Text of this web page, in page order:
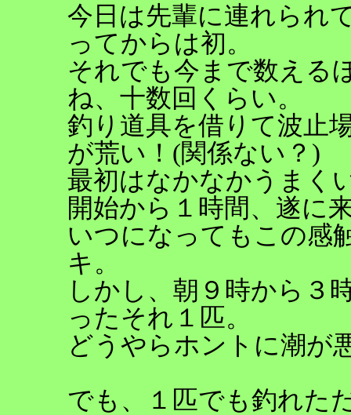
今日は先輩に連れられ
ってからは初。
それでも今まで数える
ね、十数回くらい。
釣り道具を借りて波止
が荒い！(関係ない？)
最初はなかなかうまく
開始から１時間、遂に
いつになってもこの感
キ。
しかし、朝９時から３
ったそれ１匹。
どうやらホントに潮が
でも、１匹でも釣れた